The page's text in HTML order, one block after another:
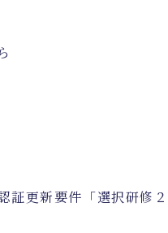
証更新要件「選択研修